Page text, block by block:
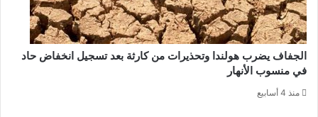
الجفاف يضرب هولندا وتحذيرات من كارثة بعد تسجيل انخفاض حاد
في منسوب الأنهار
منذ 4 أسابيع